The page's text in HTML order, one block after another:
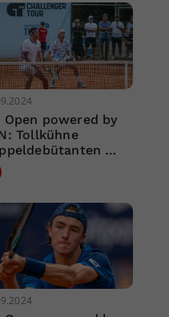
Open powered by
Tollkühne
…